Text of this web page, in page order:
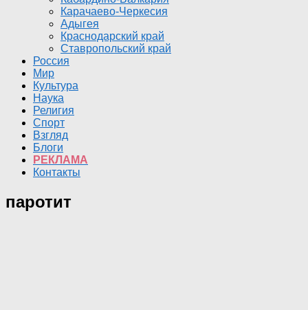
Карачаево-Черкесия
Адыгея
Краснодарский край
Ставропольский край
Россия
Мир
Культура
Наука
Религия
Спорт
Взгляд
Блоги
РЕКЛАМА
Контакты
паротит